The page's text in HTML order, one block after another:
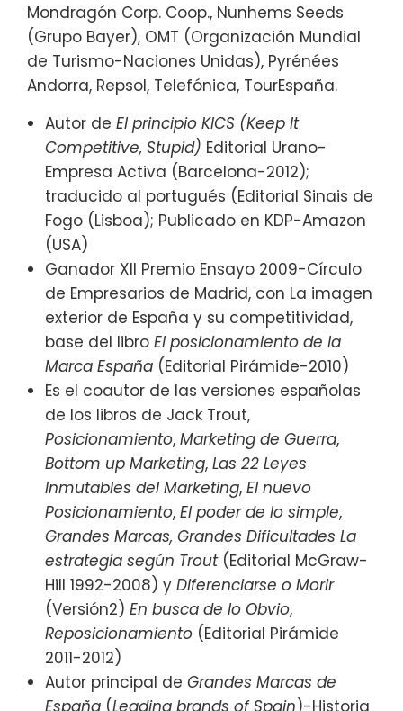
Mondragón Corp. Coop., Nunhems Seeds
(Grupo Bayer), OMT (Organización Mundial
de Turismo-Naciones Unidas), Pyrénées
Andorra, Repsol, Telefónica, TourEspaña.
Autor de El principio KICS (Keep It
Competitive, Stupid) Editorial Urano-
Empresa Activa (Barcelona-2012);
traducido al portugués (Editorial Sinais de
Fogo (Lisboa); Publicado en KDP-Amazon
(USA)
Ganador XII Premio Ensayo 2009-Círculo
de Empresarios de Madrid, con La imagen
exterior de España y su competitividad,
base del libro El posicionamiento de la
Marca España (Editorial Pirámide-2010)
Es el coautor de las versiones españolas
de los libros de Jack Trout,
Posicionamiento, Marketing de Guerra,
Bottom up Marketing, Las 22 Leyes
Inmutables del Marketing, El nuevo
Posicionamiento, El poder de lo simple,
Grandes Marcas, Grandes Dificultades La
estrategia según Trout(Editorial McGraw-
Hill 1992-2008) y Diferenciarse o Morir
(Versión2) En busca de lo Obvio,
Reposicionamiento (Editorial Pirámide
2011-2012)
Autor principal de Grandes Marcas de
España (Leading brands of Spain)-Historia